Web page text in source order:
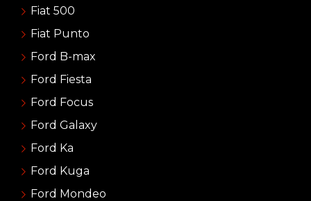
Fiat 500
Fiat Punto
Ford B-max
Ford Fiesta
Ford Focus
Ford Galaxy
Ford Ka
Ford Kuga
Ford Mondeo